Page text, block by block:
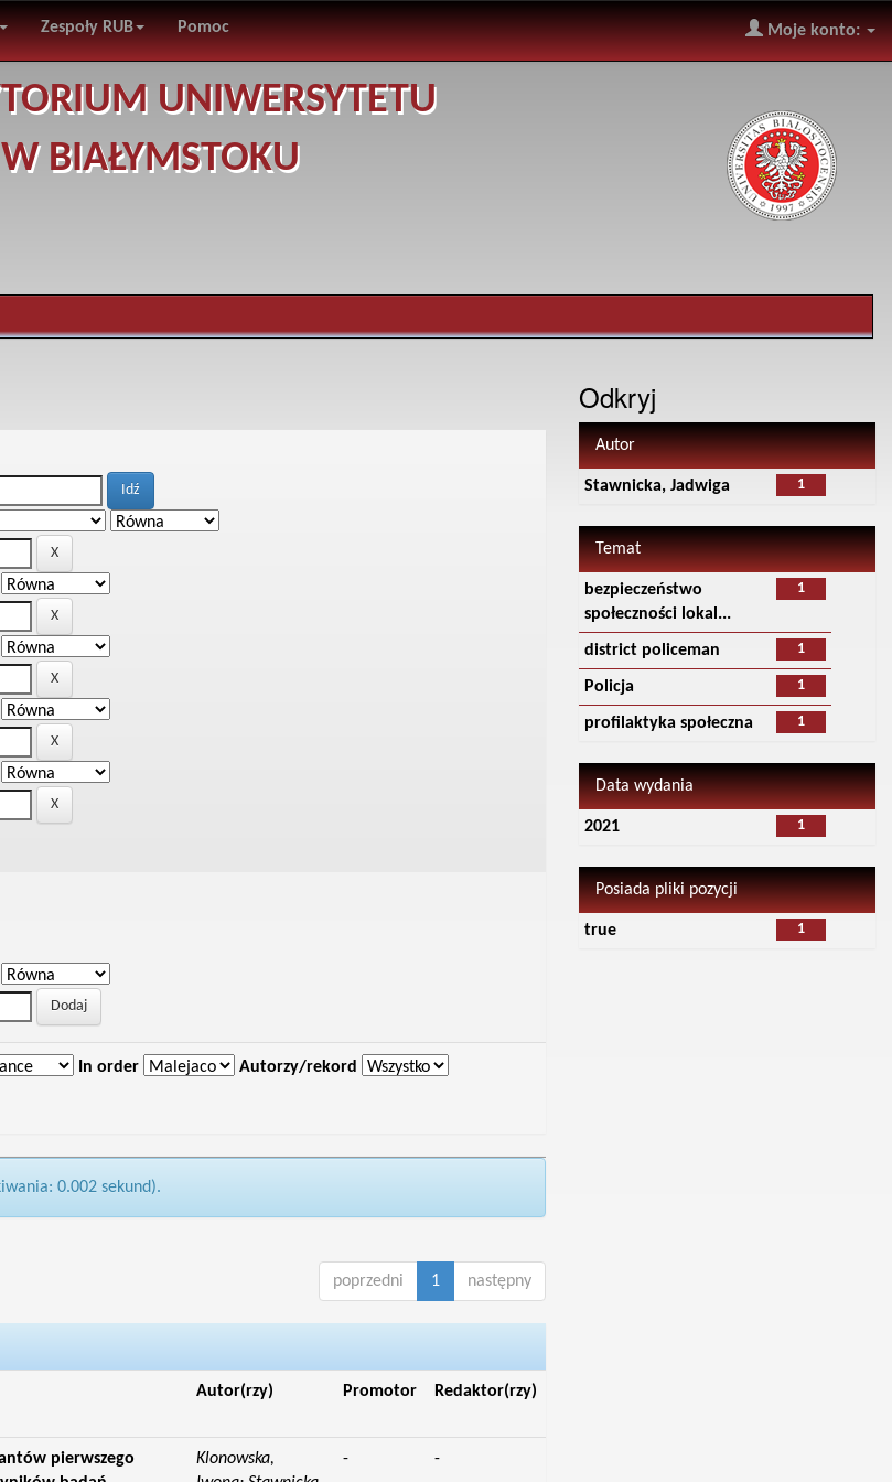
Zespoły RUB Pomoc Moje konto:
UNIWERSYTETU
W BIAŁYMSTOKU
In order Autorzy/rekord
0.002 sekund).
poprzedni 1 następny
Autor(rzy) Promotor Redaktor(rzy)
pierwszego
Klonowska,
- -
Odkryj
Autor
1
Stawnicka, Jadwiga
Temat
1
bezpieczeństwo
społeczności lokal...
1
district policeman
1
Policja
1
profilaktyka społeczna
Data wydania
1
2021
Posiada pliki pozycji
1
true